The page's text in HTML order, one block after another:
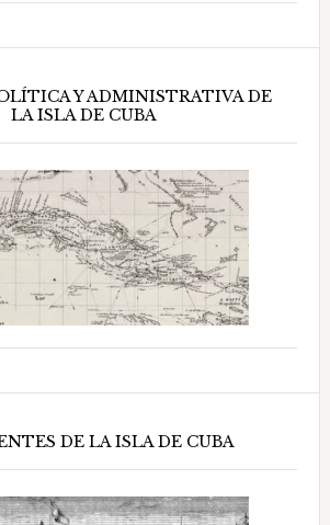
Y ADMINISTRATIVA DE
LA ISLA DE CUBA
DE LA ISLA DE CUBA